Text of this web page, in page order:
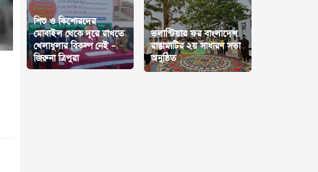
শিশু ও কিশোরদের
মোবাইল থেকে দূরে রাখতে
খেলাধুলার বিকল্প নেই –
জিরুনা ত্রিপুরা
‎ভলান্টিয়ার ফর বাংলাদেশ
রাঙামাটির ২য় সাধারণ সভা
অনুষ্ঠিত